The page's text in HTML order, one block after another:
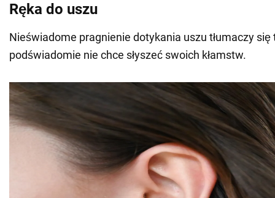
Ręka do uszu
Nieświadome pragnienie dotykania uszu tłumaczy się
podświadomie nie chce słyszeć swoich kłamstw.